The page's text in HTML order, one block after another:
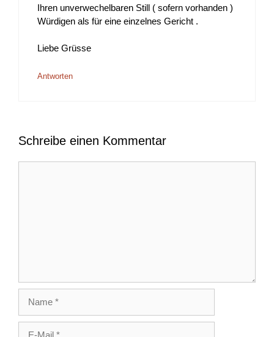
Ihren unverwechelbaren Still ( sofern vorhanden )
Würdigen als für eine einzelnes Gericht .
Liebe Grüsse
Antworten
Schreibe einen Kommentar